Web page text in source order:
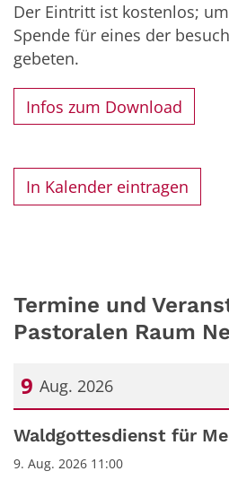
Der Eintritt ist kostenlos;
Spende für eines der
gebeten.
Infos zum Download
In Kalender eintragen
Termine und
Pastoralen Raum
9 Aug. 2026
Datum: 9. August 2026
Waldgottesdienst für
9. Aug. 2026 11:00